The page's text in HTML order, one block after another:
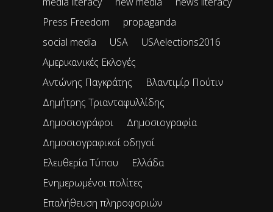
Press Freedom
propaganda
social media
USA
USAelections2016
Αμερικανικές Εκλογές
Αντώνης Παγκράτης
Βλαντιμίρ Πούτιν
Δημήτρης Τριανταφυλλίδης
Δημοσιογράφοι
Δημοσιογραφία
Δημοσιογραφικοί οδηγοί
Ελευθερία Τύπου
Ελλάδα
Ενημερωμένοι πολίτες
Επαλήθευση πληροφοριών